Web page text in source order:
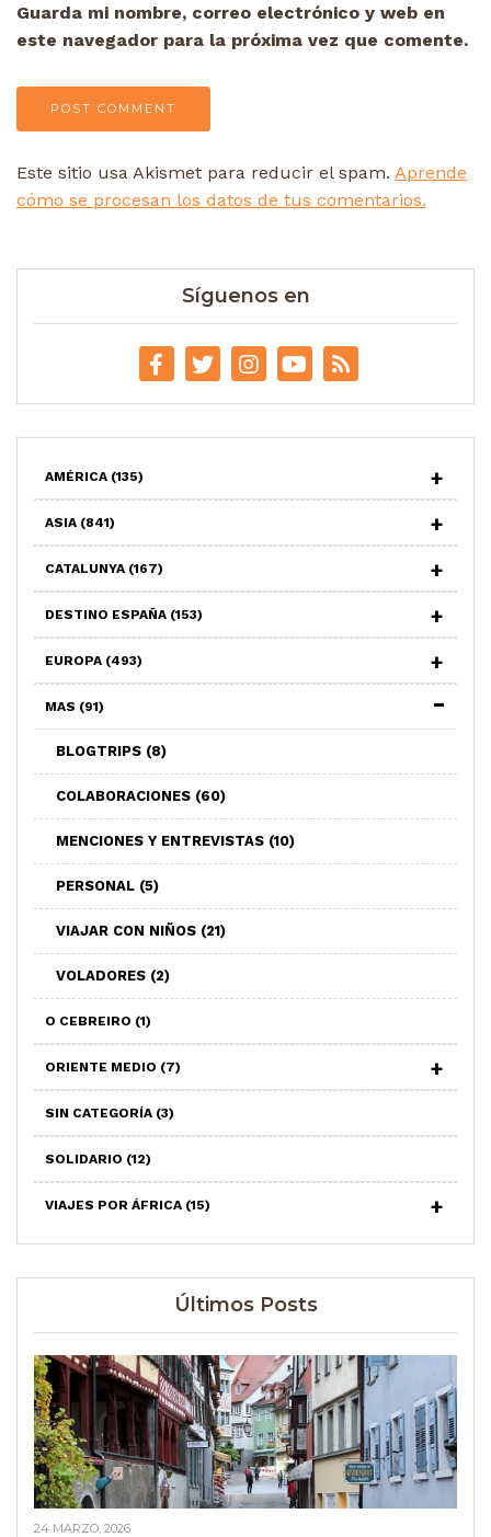
Guarda mi nombre, correo electrónico y web en
este navegador para la próxima vez que comente.
Este sitio usa Akismet para reducir el spam. Aprende
cómo se procesan los datos de tus comentarios.
Síguenos en
AMÉRICA (135)
ASIA (841)
CATALUNYA (167)
DESTINO ESPAÑA (153)
EUROPA (493)
MAS (91)
BLOGTRIPS (8)
COLABORACIONES (60)
MENCIONES Y ENTREVISTAS (10)
PERSONAL (5)
VIAJAR CON NIÑOS (21)
VOLADORES (2)
O CEBREIRO (1)
ORIENTE MEDIO (7)
SIN CATEGORÍA (3)
SOLIDARIO (12)
VIAJES POR ÁFRICA (15)
Últimos Posts
24 MARZO, 2026